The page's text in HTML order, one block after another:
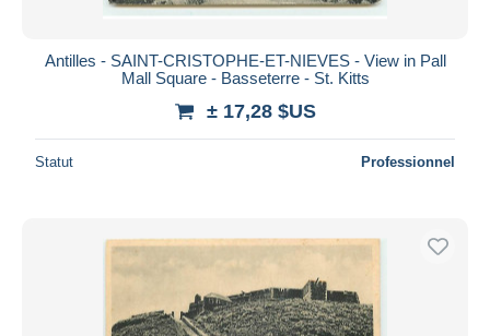
Antilles - SAINT-CRISTOPHE-ET-NIEVES - View in Pall
Mall Square - Basseterre - St. Kitts
± 17,28 $US
Statut Professionnel